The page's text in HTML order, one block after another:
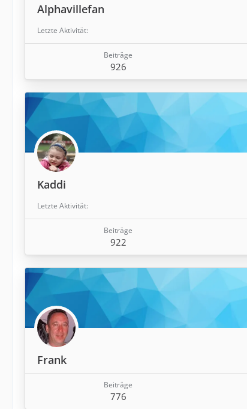
Alphavillefan
Letzte Aktivität
Beiträge
926
Kaddi
Letzte Aktivität
Beiträge
922
Frank
Beiträge
776